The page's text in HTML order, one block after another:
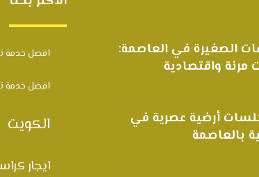
الصغيرة في العاصمة:
مرنة واقتصادية
أرضية عصرية في
بالعاصمة
افضل خدمة
افضل خدمة
الكويت
ايجار